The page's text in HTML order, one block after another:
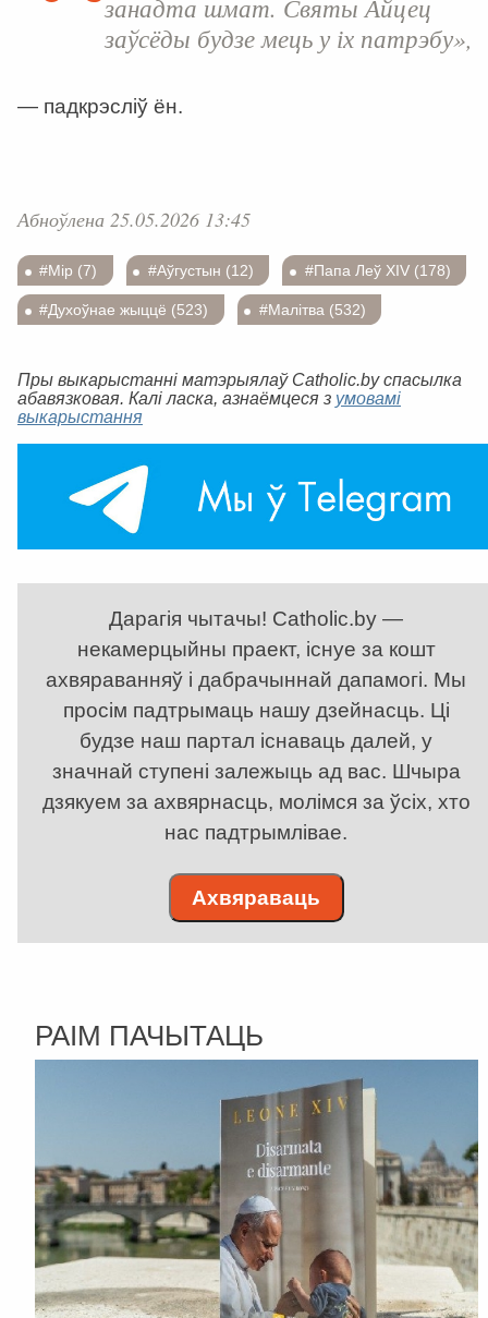
заўсёды будзе мець у іх патрэбу»,
— падкрэсліў ён.
Абноўлена 25.05.2026 13:45
#Мір (7) #Аўгустын (12) #Папа Леў XIV (178)
#Духоўнае жыццё (523) #Малітва (532)
Пры выкарыстанні матэрыялаў Catholic.by спасылка
абавязковая. Калі ласка, азнаёмцеся з умовамі
выкарыстання
Дарагія чытачы! Catholic.by —
некамерцыйны праект, існуе за кошт
ахвяраванняў і дабрачыннай дапамогі. Мы
просім падтрымаць нашу дзейнасць. Ці
будзе наш партал існаваць далей, у
значнай ступені залежыць ад вас. Шчыра
дзякуем за ахвярнасць, молімся за ўсіх, хто
нас падтрымлівае.
Ахвяраваць
РАІМ ПАЧЫТАЦЬ